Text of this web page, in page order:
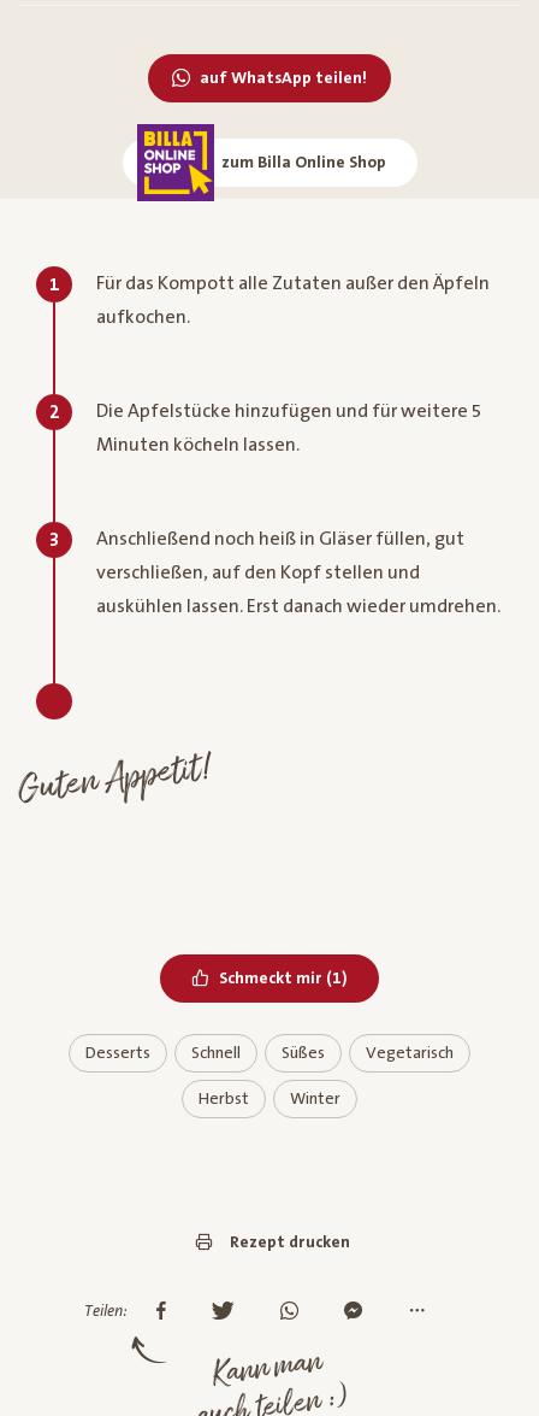
auf WhatsApp teilen!
zum Billa Online Shop
1
Für das Kompott alle Zutaten außer den Äpfeln
aufkochen.
2
Die Apfelstücke hinzufügen und für weitere 5
Minuten köcheln lassen.
3
Anschließend noch heiß in Gläser füllen, gut
verschließen, auf den Kopf stellen und
auskühlen lassen. Erst danach wieder umdrehen.
Guten Appetit!
Schmeckt mir Bereits geliked
(1)
Desserts Schnell Süßes Vegetarisch
Herbst Winter
Rezept drucken
Teilen:
Kann man